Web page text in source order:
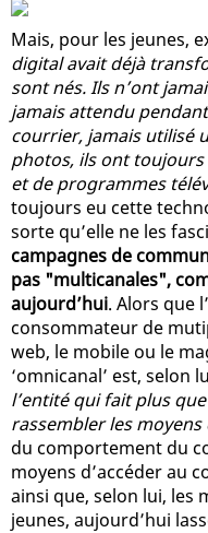
Mais, pour les jeunes,
digital avait déjà
sont nés. Ils n’ont
jamais attendu
courrier, jamais utilisé
photos, ils ont
et de programmes
toujours eu cette
sorte qu’elle ne les
campagnes de
pas "multicanales",
aujourd’hui. Alors que
consommateur de
web, le mobile ou le
‘omnicanal’ est, selon
l’entité qui fait plus
rassembler les
du comportement du
moyens d’accéder au
ainsi que, selon lui, les
jeunes, aujourd’hui